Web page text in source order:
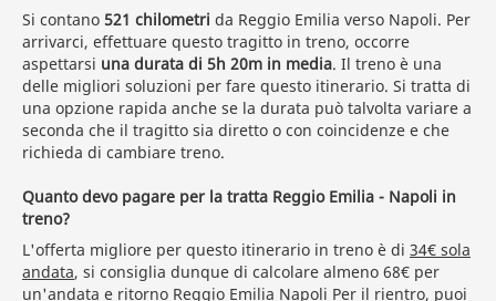
Si contano 521 chilometri da Reggio Emilia verso Napoli. Per
arrivarci, effettuare questo tragitto in treno, occorre
aspettarsi una durata di 5h 20m in media. Il treno è una
delle migliori soluzioni per fare questo itinerario. Si tratta di
una opzione rapida anche se la durata può talvolta variare a
seconda che il tragitto sia diretto o con coincidenze e che
richieda di cambiare treno.
Quanto devo pagare per la tratta Reggio Emilia - Napoli in
treno?
L'offerta migliore per questo itinerario in treno è di 34€ sola
andata, si consiglia dunque di calcolare almeno 68€ per
un'andata e ritorno Reggio Emilia Napoli Per il rientro, puoi